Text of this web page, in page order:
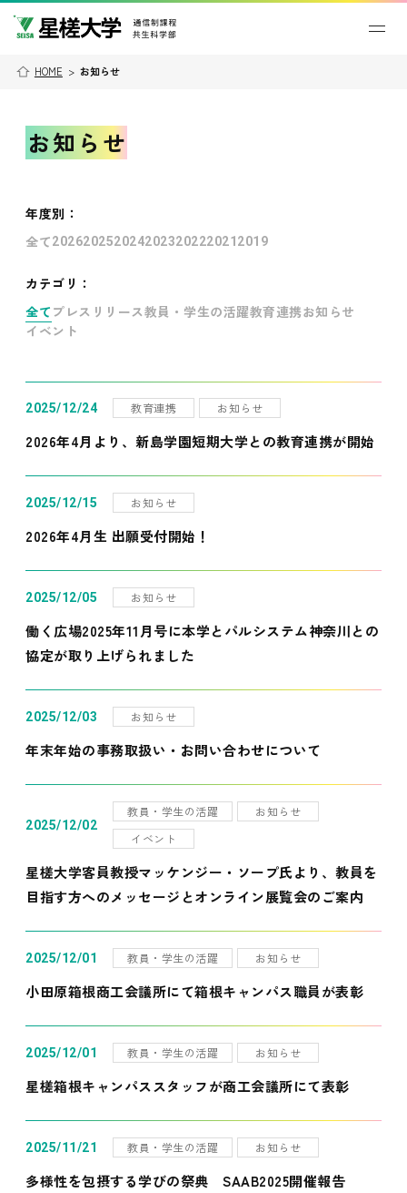
HOME > お知らせ
お知らせ
年度別 ：
全て202620252024202320222021 2019
カテゴリ：
全て プレスリリース教員・学生の活躍教育連携お知らせ
イベント
2025/12/24 教育連携 お知らせ
2026年4月より、新島学園短期大学との教育連携が開始
2025/12/15 お知らせ
2026年4月生 出願受付開始！
2025/12/05 お知らせ
働く広場2025年11月号に本学とパルシステム神奈川との
協定が取り上げられました
2025/12/03 お知らせ
年末年始の事務取扱い・お問い合わせについて
2025/12/02
教員・学生の活躍
お知らせ
イベント
星槎大学客員教授マッケンジー・ソープ氏より、教員を
目指す方へのメッセージとオンライン展覧会のご案内
2025/12/01 教員・学生の活躍 お知らせ
小田原箱根商工会議所にて箱根キャンパス職員が表彰
2025/12/01 教員・学生の活躍 お知らせ
星槎箱根キャンパススタッフが商工会議所にて表彰
2025/11/21 教員・学生の活躍 お知らせ
多様性を包摂する学びの祭典 SAAB2025開催報告